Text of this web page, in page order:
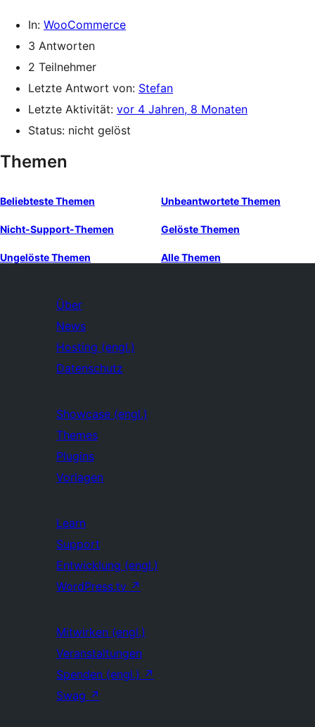
In: WooCommerce
3 Antworten
2 Teilnehmer
Letzte Antwort von: Stefan
Letzte Aktivität: vor 4 Jahren, 8 Monaten
Status: nicht gelöst
Themen
Beliebteste Themen Unbeantwortete Themen
Nicht-Support-Themen Gelöste Themen
Ungelöste Themen Alle Themen
Über
News
Hosting (engl.)
Datenschutz
Showcase (engl.)
Themes
Plugins
Vorlagen
Learn
Support
Entwicklung (engl.)
WordPress.tv ↗
Mitwirken (engl.)
Veranstaltungen
Spenden (engl.) ↗
Swag ↗